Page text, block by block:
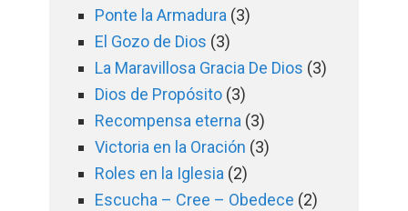
Ponte la Armadura (3)
El Gozo de Dios (3)
La Maravillosa Gracia De Dios (3)
Dios de Propósito (3)
Recompensa eterna (3)
Victoria en la Oración (3)
Roles en la Iglesia (2)
Escucha – Cree – Obedece (2)